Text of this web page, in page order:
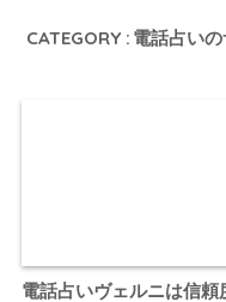
CATEGORY : 電話占いの
電話占いヴェルニは信頼